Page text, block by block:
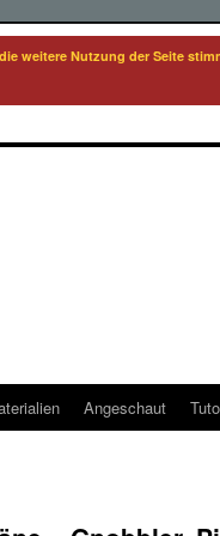
Angeschaut
weitere Nutzung der Seite